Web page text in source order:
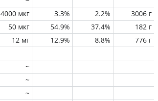
4000 мкг 3.3% 2.2%
3006 г
50 мкг 54.9% 37.4%
182 г
12 мг 12.9% 8.8% 776 г
~
~
~